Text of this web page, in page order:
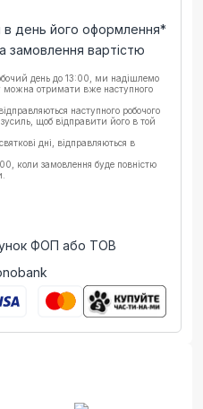
в день його оформлення*
замовлення вартістю
день до 13:00, ми надішлемо
можна отримати вже наступного
наступного робочого
щоб відправити його в той
дні, відправляються в
коли замовлення буде повністю
ФОП або ТОВ